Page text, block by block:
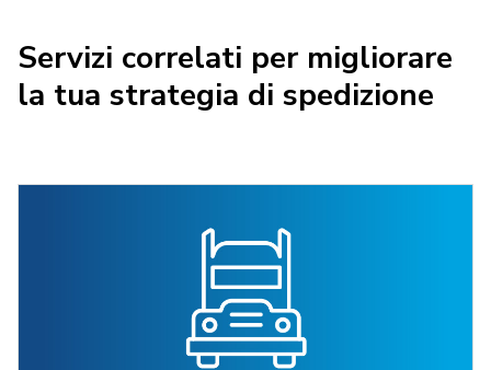
Servizi correlati per migliorare
la tua strategia di spedizione